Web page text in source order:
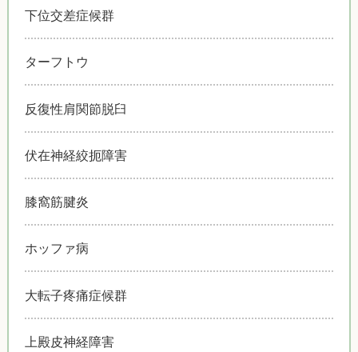
下位交差症候群
ターフトウ
反復性肩関節脱臼
伏在神経絞扼障害
膝窩筋腱炎
ホッファ病
大転子疼痛症候群
上殿皮神経障害